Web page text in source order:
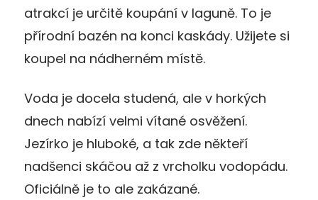
atrakcí je určitě koupání v laguně. To je
přírodní bazén na konci kaskády. Užijete si
koupel na nádherném místě.
Voda je docela studená, ale v horkých
dnech nabízí velmi vítané osvěžení.
Jezírko je hluboké, a tak zde někteří
nadšenci skáčou až z vrcholku vodopádu.
Oficiálně je to ale zakázané.